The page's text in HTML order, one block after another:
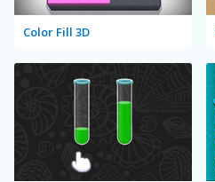
Color Fill 3D